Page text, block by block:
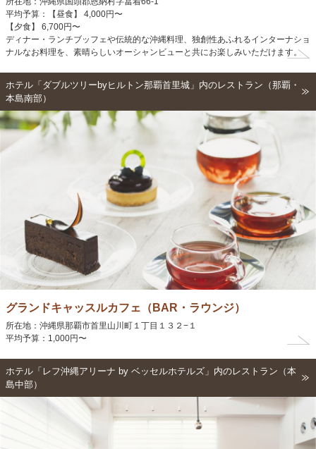
平均予算：【昼食】 4,000円〜
【夕食】 6,700円〜
ディナー・ランチブッフェや伝統的な沖縄料理、独創性あふれるインターナショ
ナルなお料理を、素晴らしいオーシャンビューと共にお楽しみいただけます。
ホテル「ダブルツリーbyヒルトン那覇首里城」内のレストラン（那覇・
本島南部）
グランドキャッスルカフェ（BAR・ラウンジ）
所在地：沖縄県那覇市首里山川町１丁目１３２−１
平均予算：1,000円〜
ホテル「レフ沖縄アリーナ by ベッセルホテルズ」内のレストラン（本
島中部）